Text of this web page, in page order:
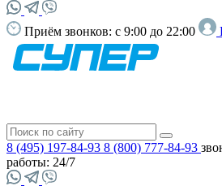
Приём звонков: с 9:00 до 22:00
8 (495) 197-84-93 8 (800) 777-84-93
работы: 24/7